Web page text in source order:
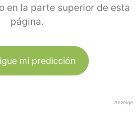
en la parte superior de esta
página.
mi predicción
Anzeige